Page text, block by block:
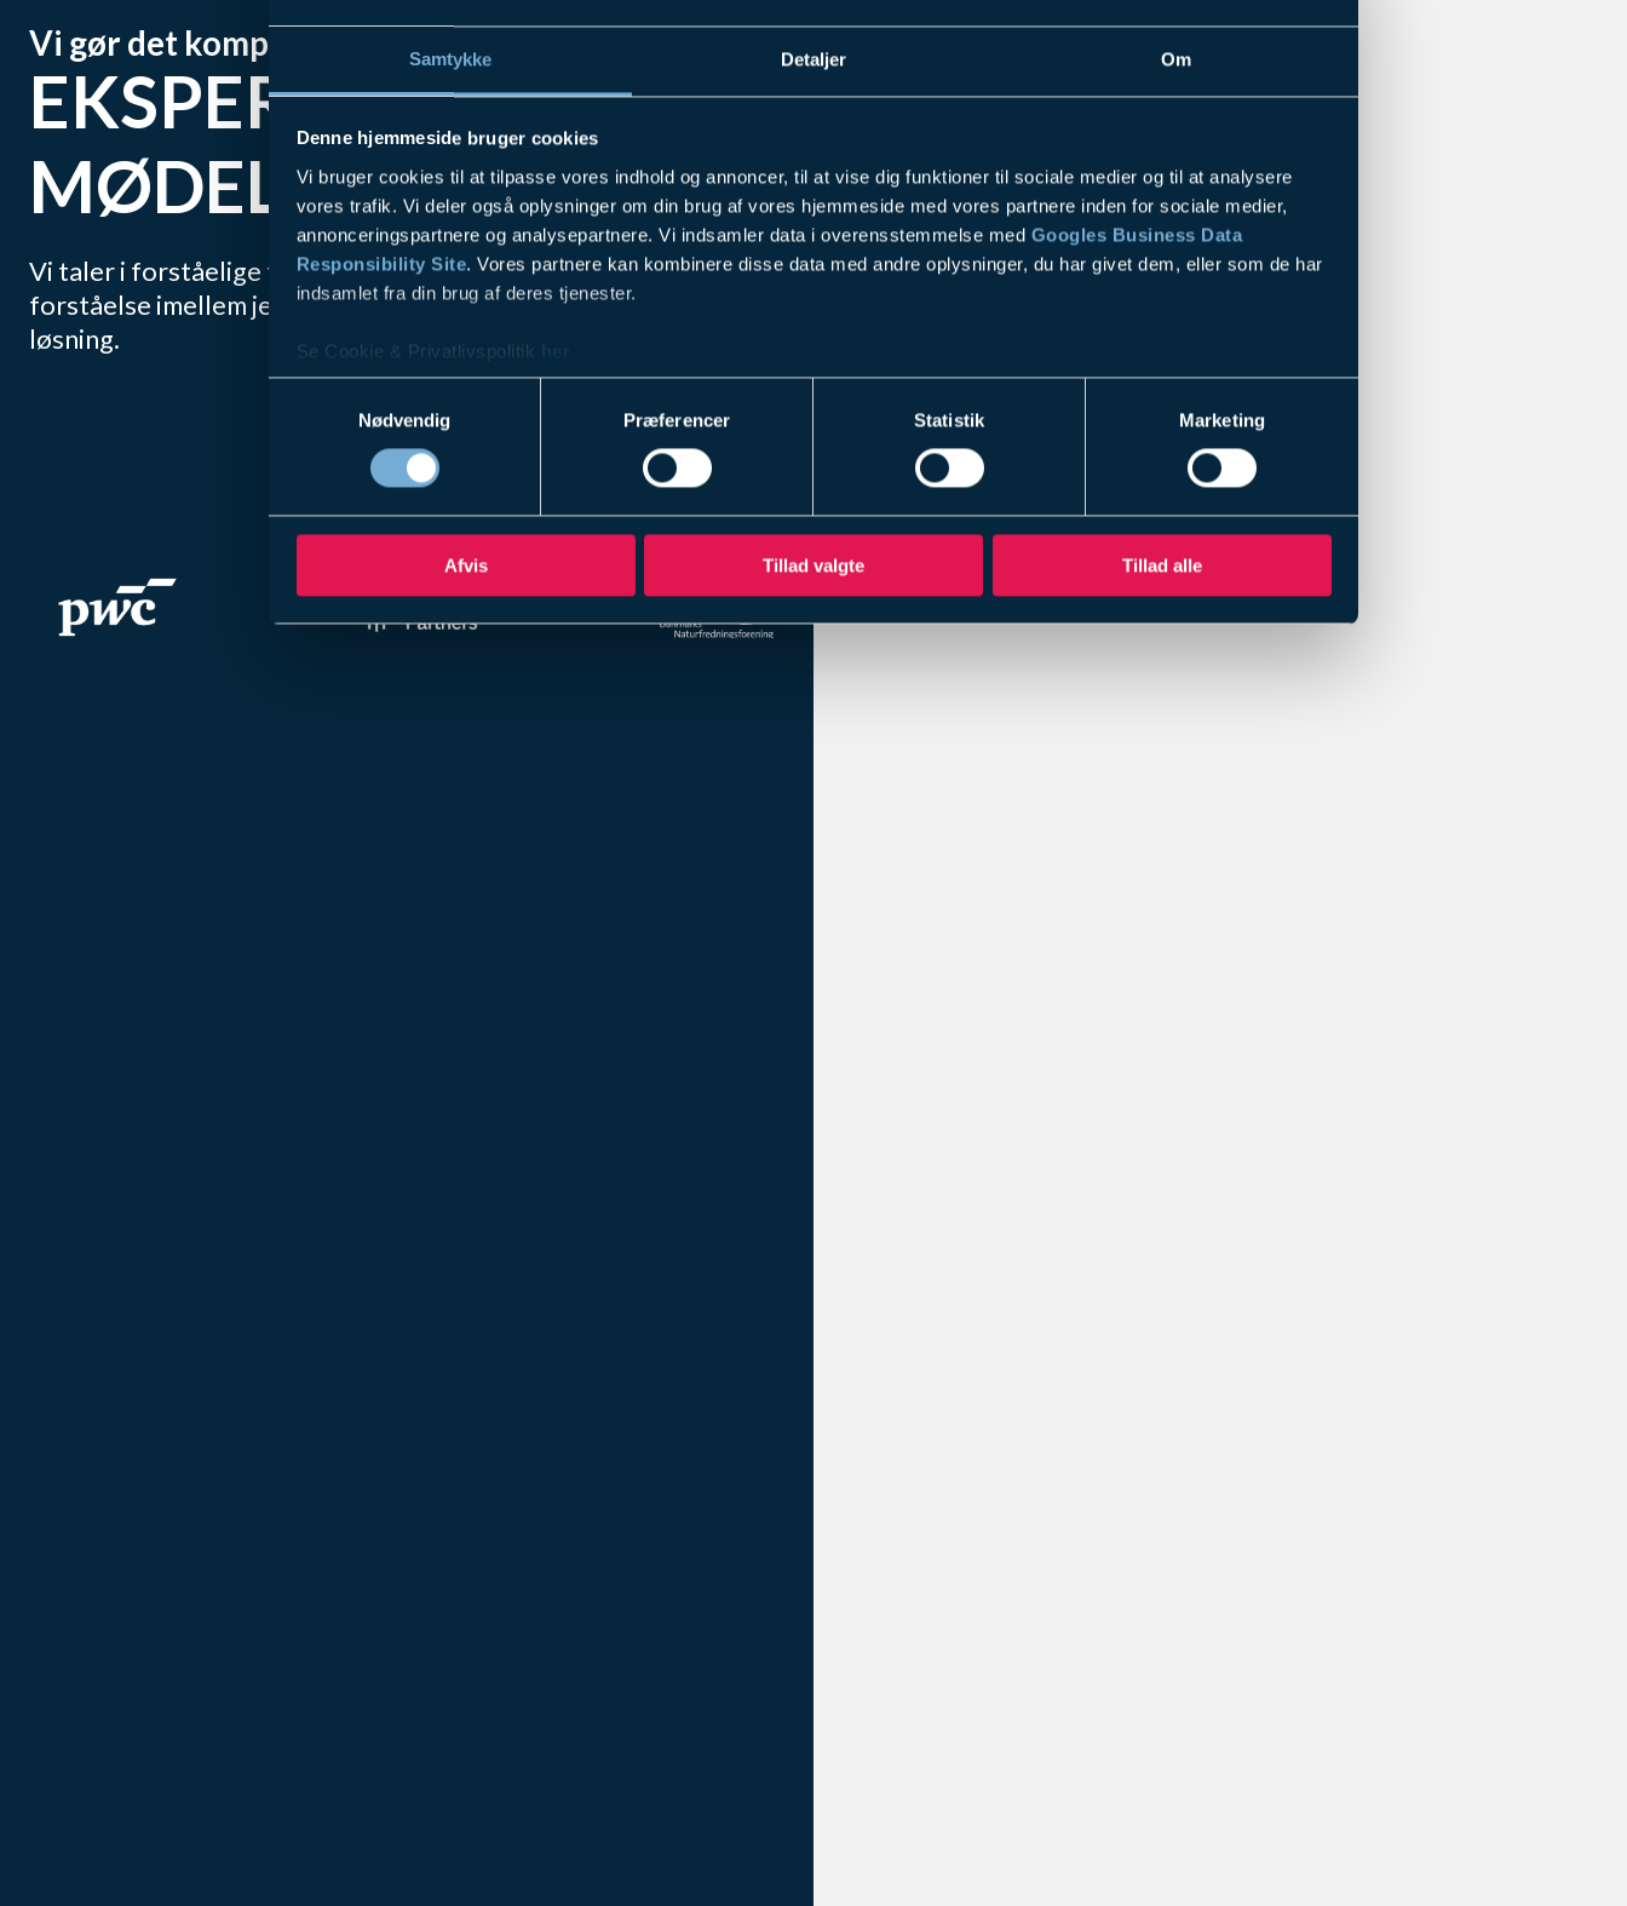
Samtykke Detaljer Om
Denne hjemmeside bruger cookies
Vi bruger cookies til at tilpasse vores indhold og annoncer, til at vise dig funktioner til sociale medier og til at analysere
vores trafik. Vi deler også oplysninger om din brug af vores hjemmeside med vores partnere inden for sociale medier,
annonceringspartnere og analysepartnere. Vi indsamler data i overensstemmelse med Googles Business Data
Responsibility Site. Vores partnere kan kombinere disse data med andre oplysninger, du har givet dem, eller som de har
indsamlet fra din brug af deres tjenester.
Se Cookie & Privatlivspolitik
Nødvendig
Præferencer Statistik Marketing
Afvis Tillad valgte Tillad alle
Vi gør det komplekse helt enkelt
EKSPERTER I
MØDELØSNINGER
Vi taler i forståelige termer for at sikre, at der er optimal
forståelse imellem jeres ønsker og behov og den leverede
løsning.